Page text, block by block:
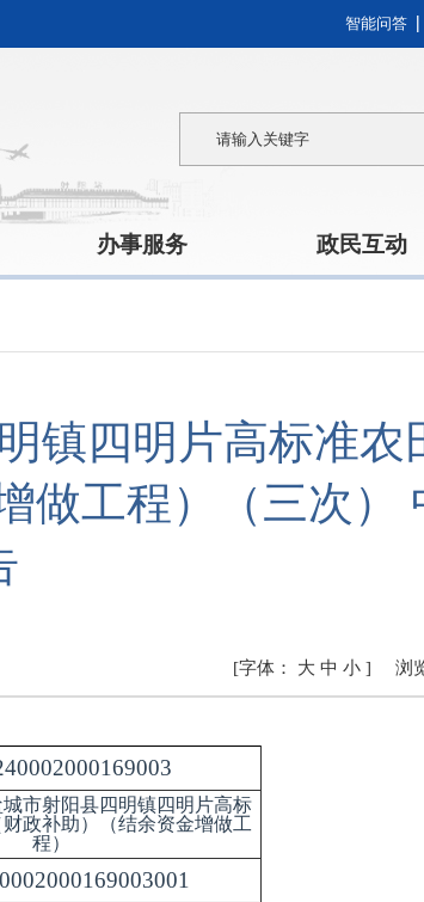
智能问答
办事服务 政民互动
镇四明片高标准农
做工程）（三次）
浏
[字体： 大 中 小 ]
城市射阳县四明镇四明片高标
政补助）（结余资金增做工
程）